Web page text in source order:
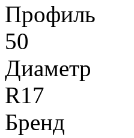
Профиль
50
Диаметр
R17
Бренд